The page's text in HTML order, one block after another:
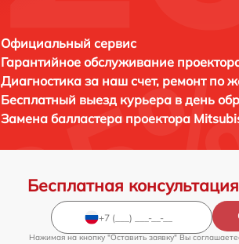
Официальный сервис
Гарантийное обслуживание
Диагностика за наш счет, ремонт по
Бесплатный выезд курьера в день
Замена балластера проектора
Бесплатная
Нажимая на кнопку "Оставить заявку" Вы